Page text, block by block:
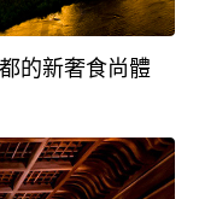
的新奢食尚體